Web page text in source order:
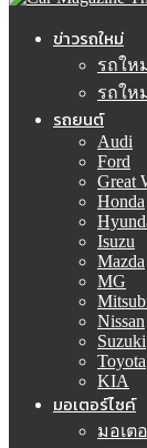
ข่าวรถใหม่
รถให
รถให
รถยนต์
Audi
Ford
Great
Honda
Isuzu
Mazda
MG
Nissan
Suzuki
Toyota
KIA
มอเตอร์ไซค์
มอเต